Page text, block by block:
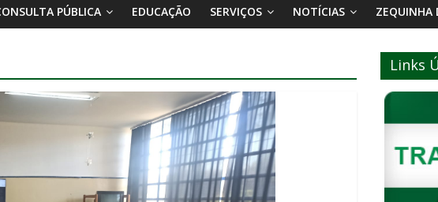
PÚBLICA EDUCAÇÃO SERVIÇOS NOTÍCIAS ZEQUINHA
Links